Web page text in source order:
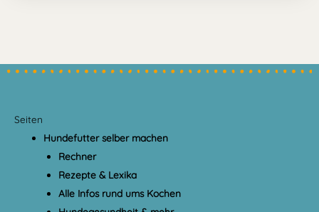
Seiten
Hundefutter selber machen
Rechner
Rezepte & Lexika
Alle Infos rund ums Kochen